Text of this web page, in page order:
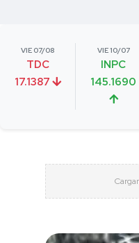
VIE 07/08
TDC
17.1387
VIE 10/07
INPC
145.1690